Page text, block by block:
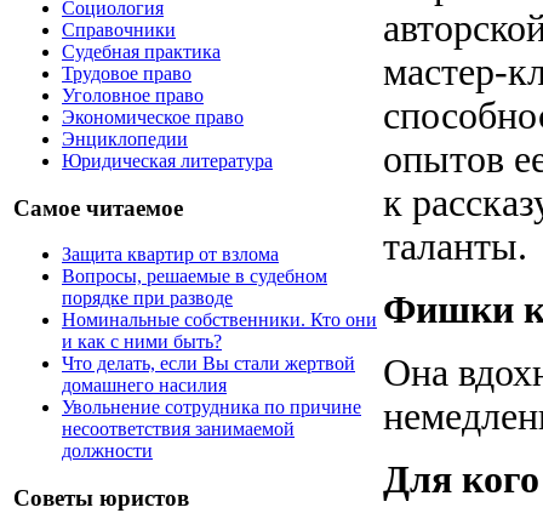
Социология
Справочники
Судебная практика
Трудовое право
Уголовное право
Экономическое право
Энциклопедии
Юридическая литература
Самое читаемое
Защита квартир от взлома
Вопросы, решаемые в судебном
порядке при разводе
Номинальные собственники. Кто они
и как с ними быть?
Что делать, если Вы стали жертвой
домашнего насилия
Увольнение сотрудника по причине
несоответствия занимаемой
должности
Советы юристов
мастер-
опытов
к
таланты.
Фишки
Она
Для